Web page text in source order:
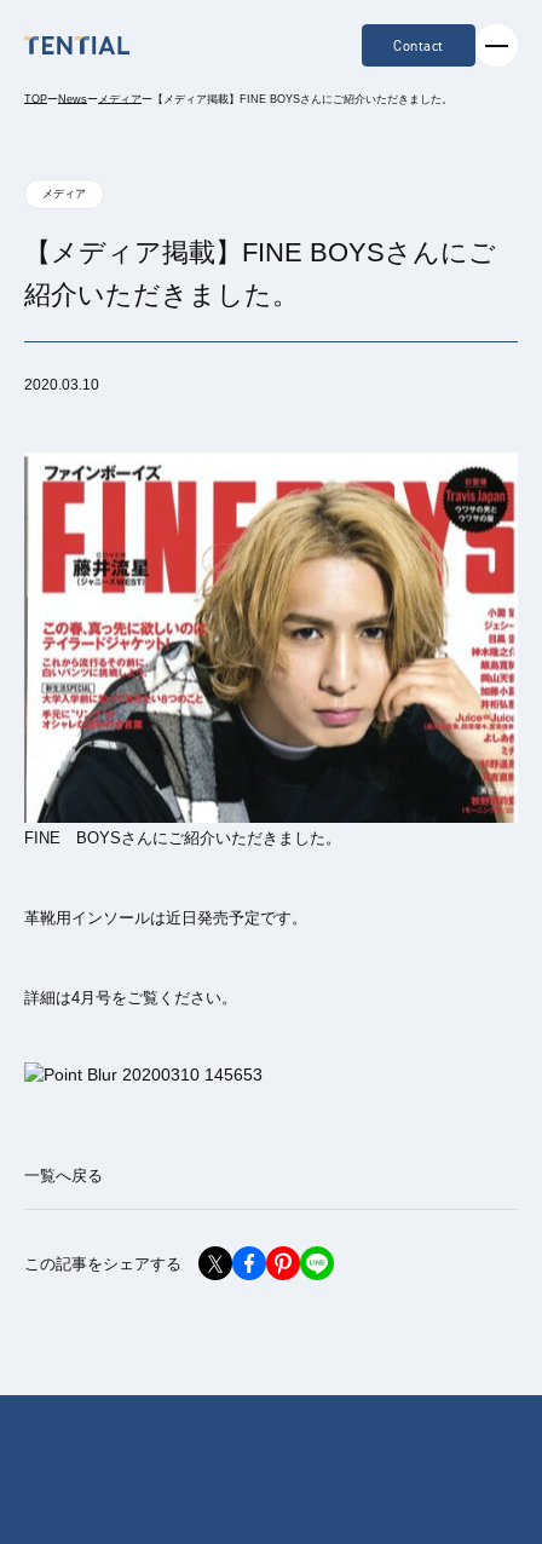
Contact
TOPーNewsーメディアー 【メディア掲載】FINE BOYSさんにご紹介いただきました。
メディア
【メディア掲載】FINE BOYSさんにご
紹介いただきました。
2020.03.10
FINE BOYSさんにご紹介いただきました。
革靴用インソールは近日発売予定です。
詳細は4月号をご覧ください。
一覧へ戻る
この記事をシェアする